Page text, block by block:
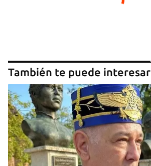
También te puede interesar